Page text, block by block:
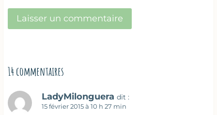
14 commentaires
LadyMilonguera dit :
15 février 2015 à 10 h 27 min